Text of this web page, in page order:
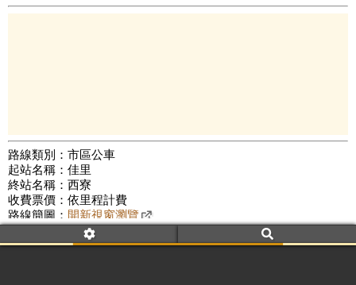
路線類別：市區公車
起站名稱：佳里
終站名稱：西寮
收費票價：依里程計費
路線簡圖： 開新視窗瀏覽
附屬名稱：藍13 佳里 西寮
公車數量: 累計5898、上線4799